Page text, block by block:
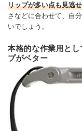
リップが多い点も見逃
さなどに合わせて、自
いでしょう。
本格的な作業用と
プがベター